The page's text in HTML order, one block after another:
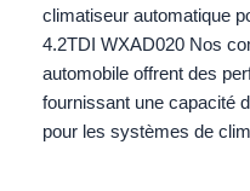
climatiseur automatique
4.2TDI WXAD020 Nos
automobile offrent des
fournissant une capacité
pour les systèmes de